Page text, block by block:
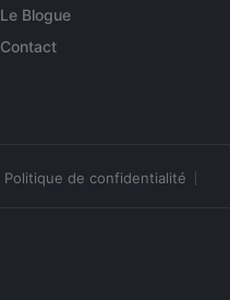
Le Blogue
Contact
Politique de confidentialité